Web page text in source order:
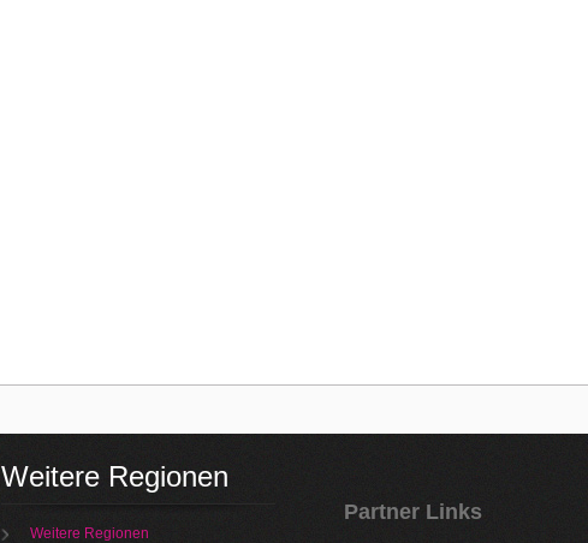
Weitere Regionen
Weitere Regionen
Partner Links